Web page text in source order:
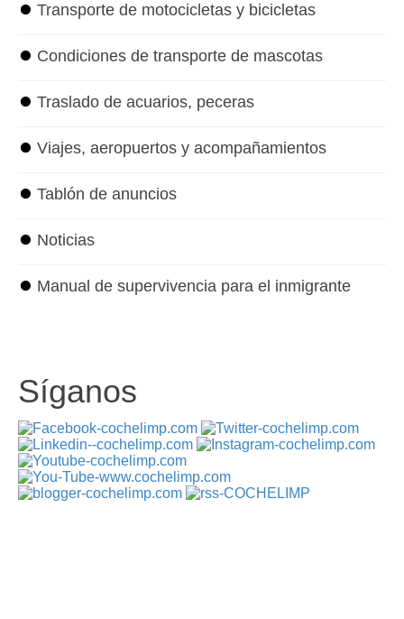
⏺ Transporte de motocicletas y bicicletas
⏺ Condiciones de transporte de mascotas
⏺ Traslado de acuarios, peceras
⏺ Viajes, aeropuertos y acompañamientos
⏺ Tablón de anuncios
⏺ Noticias
⏺ Manual de supervivencia para el inmigrante
Síganos